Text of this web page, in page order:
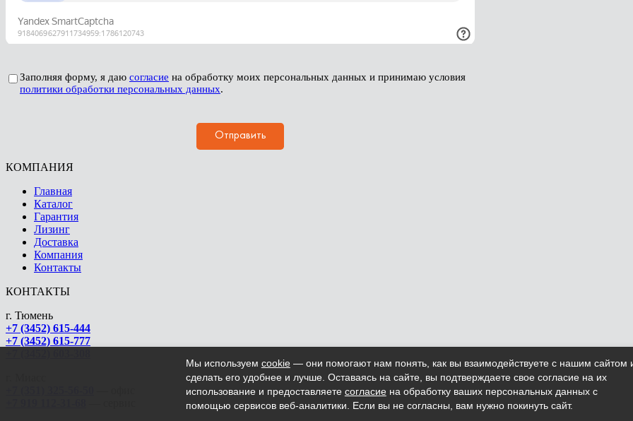
Заполняя форму, я даю согласие на обработку моих персональных данных и принимаю условия
политики обработки персональных данных.
КОМПАНИЯ
Главная
Каталог
Гарантия
Лизинг
Доставка
Компания
Контакты
КОНТАКТЫ
г. Тюмень
+7 (3452) 615-444
+7 (3452) 615-777
Мы используем cookie— они помогают нам понять, как вы взаимодействуете с нашим сайтом
сделать его удобнее и лучше. Оставаясь на сайте, вы подтверждаете свое согласие на их
использование и предоставляете согласиена обработку ваших персональных данных с
помощью сервисов веб-аналитики. Если вы не согласны, вам нужно покинуть сайт.